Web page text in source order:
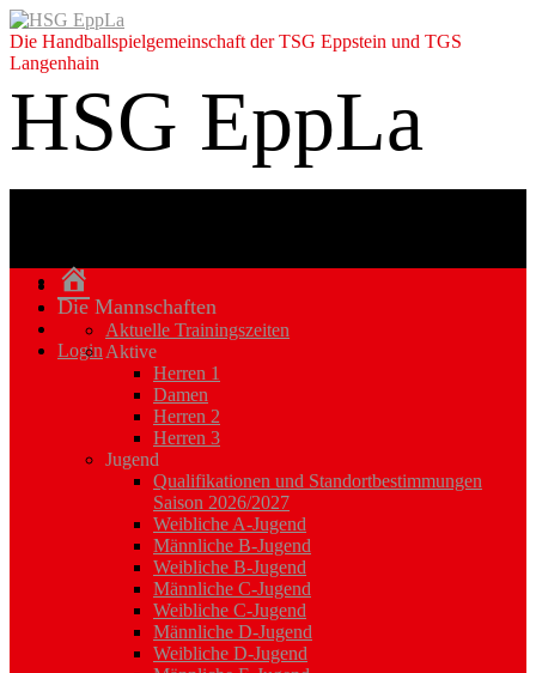
Die Handballspielgemeinschaft der TSG Eppstein und TGS
Langenhain
HSG EppLa
Login
Die Mannschaften
Aktuelle Trainingszeiten
Aktive
Herren 1
Damen
Herren 2
Herren 3
Jugend
Qualifikationen und Standortbestimmungen
Saison 2026/2027
Weibliche A-Jugend
Männliche B-Jugend
Weibliche B-Jugend
Männliche C-Jugend
Weibliche C-Jugend
Männliche D-Jugend
Weibliche D-Jugend